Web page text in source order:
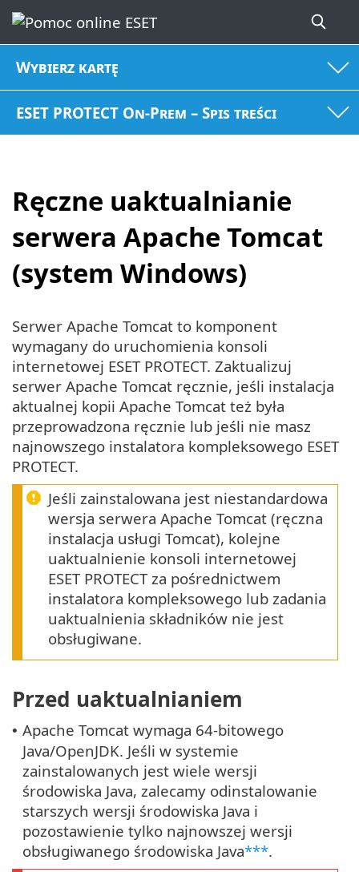
Wybierz kartę
ESET PROTECT On-Prem – Spis treści
Ręczne uaktualnianie
serwera Apache Tomcat
(system Windows)
Serwer Apache Tomcat to komponent
wymagany do uruchomienia konsoli
internetowej ESET PROTECT. Zaktualizuj
serwer Apache Tomcat ręcznie, jeśli instalacja
aktualnej kopii Apache Tomcat też była
przeprowadzona ręcznie lub jeśli nie masz
najnowszego instalatora kompleksowego ESET
PROTECT.
Jeśli zainstalowana jest niestandardowa
wersja serwera Apache Tomcat (ręczna
instalacja usługi Tomcat), kolejne
uaktualnienie konsoli internetowej
ESET PROTECT za pośrednictwem
instalatora kompleksowego lub zadania
uaktualnienia składników nie jest
obsługiwane.
Przed uaktualnianiem
• Apache Tomcat wymaga 64-bitowego
Java/OpenJDK. Jeśli w systemie
zainstalowanych jest wiele wersji
środowiska Java, zalecamy odinstalowanie
starszych wersji środowiska Java i
pozostawienie tylko najnowszej wersji
obsługiwanego środowiska Java***.